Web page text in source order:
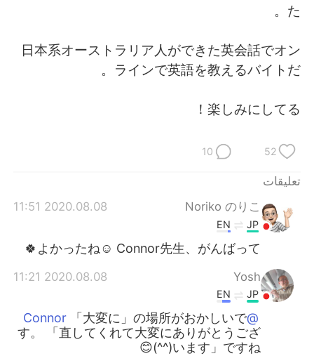
Français Deutsch
た。
日本系オーストラリア人ができた英会話でオン
ラインで英語を教えるバイトだ。
楽しみにしてる！
52
10
تعليقات
Noriko のりこ
2020.08.08 11:51
JP
EN
よかったね☺️ Connor先生、がんばって🍀
Yosh
2020.08.08 11:21
JP
EN
@Connor
「大変に」の場所がおかしいで
す。 「直してくれて大変にありがとうござ
います」ですね(^^)😊